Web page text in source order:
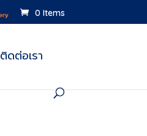
0 Items
ติดต่อเรา